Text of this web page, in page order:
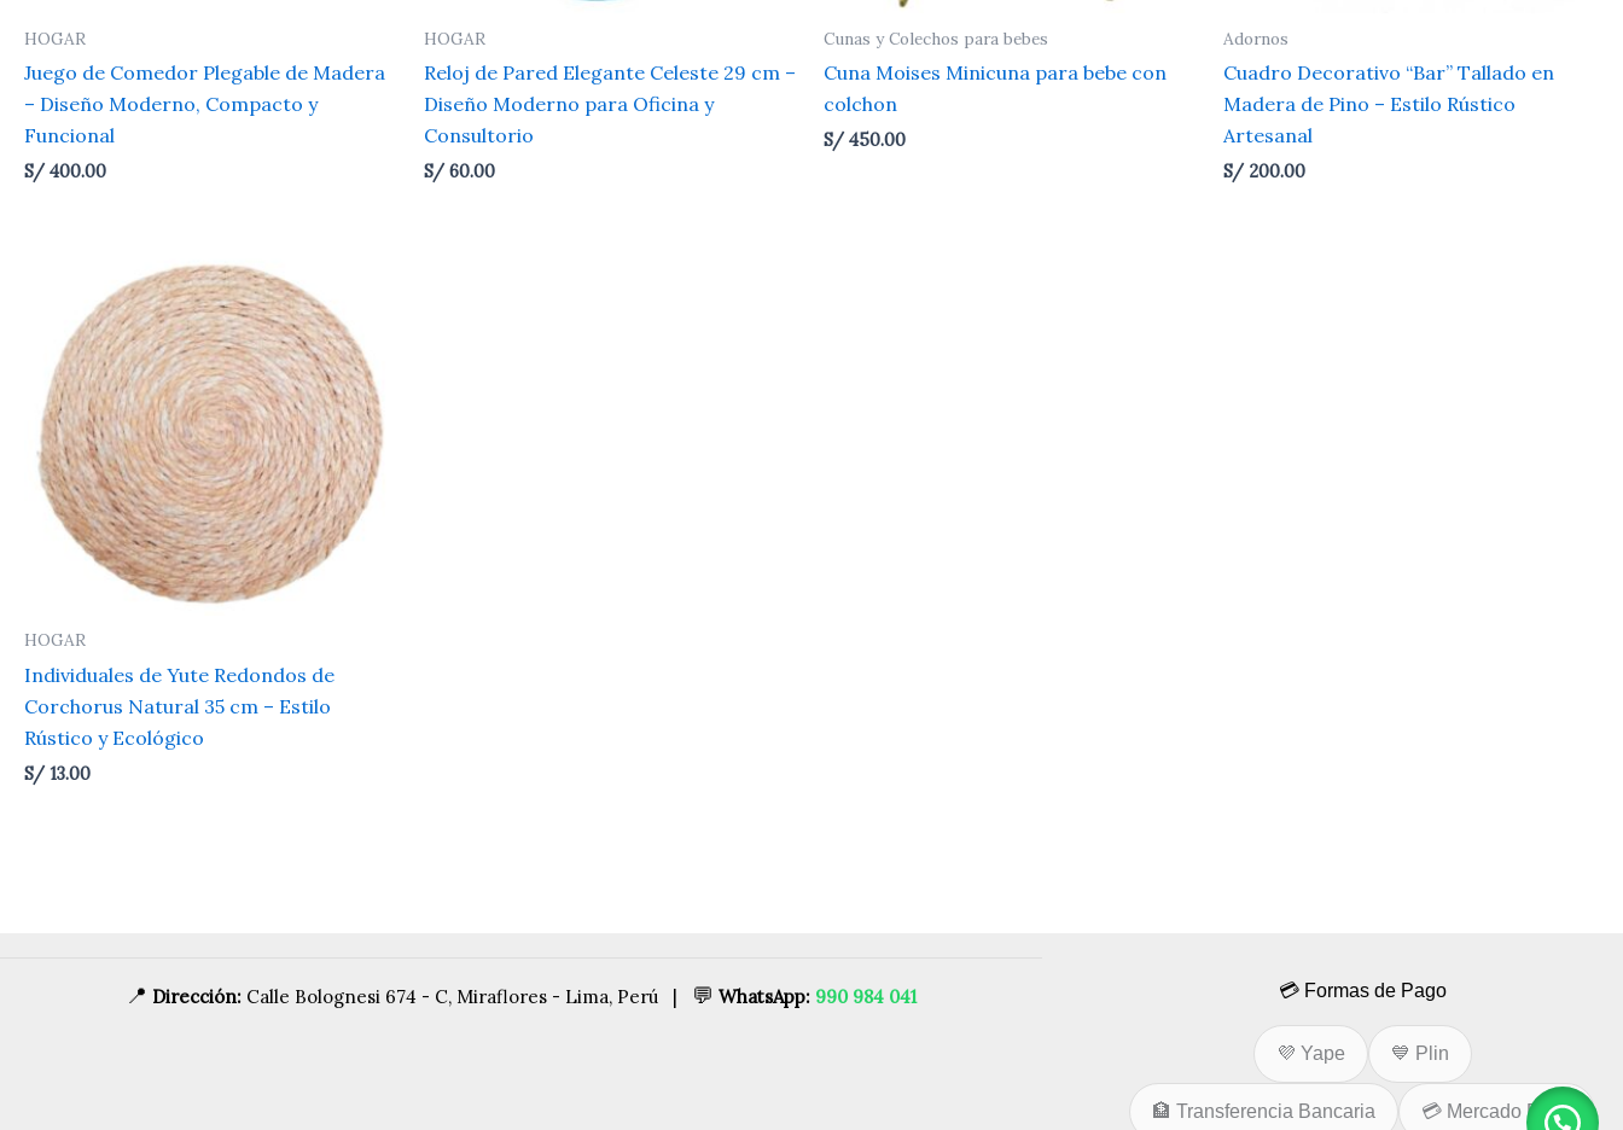
HOGAR
Juego de Comedor Plegable de Madera
– Diseño Moderno, Compacto y
Funcional
S/ 400.00
HOGAR
Reloj de Pared Elegante Celeste 29 cm –
Diseño Moderno para Oficina y
Consultorio
S/ 60.00
Cunas y Colechos para bebes
Cuna Moises Minicuna para bebe con
colchon
S/ 450.00
Adornos
Cuadro Decorativo “Bar” Tallado en
Madera de Pino – Estilo Rústico
Artesanal
S/ 200.00
HOGAR
Individuales de Yute Redondos de
Corchorus Natural 35 cm – Estilo
Rústico y Ecológico
S/13.00
📍 Dirección:Calle Bolognesi 674 - C, Miraflores - Lima, Perú | 💬 WhatsApp: 990 984 041 💳 Formas de Pago
💜 Yape 💙 Plin
🏦 Transferencia Bancaria 💳 Mercado Pago